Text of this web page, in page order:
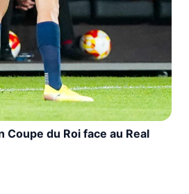
Coupe du Roi face au Real